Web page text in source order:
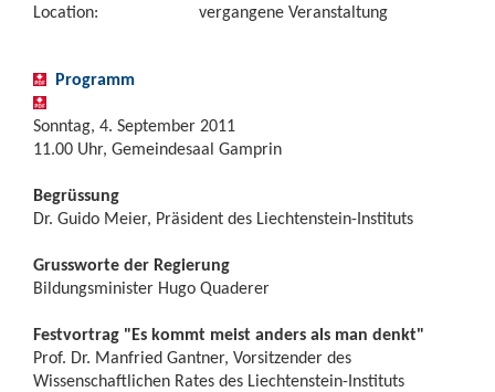
Location:
vergangene Veranstaltung
Programm
Sonntag, 4. September 2011
11.00 Uhr, Gemeindesaal Gamprin
Begrüssung
Dr. Guido Meier, Präsident des Liechtenstein-Instituts
Grussworte der Regierung
Bildungsminister Hugo Quaderer
Festvortrag "Es kommt meist anders als man denkt"
Prof. Dr. Manfried Gantner, Vorsitzender des
Wissenschaftlichen Rates des Liechtenstein-Instituts